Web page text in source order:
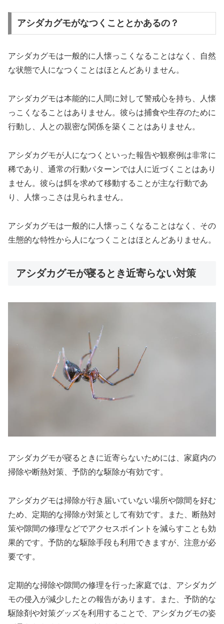
アシダカグモがなつくこととかあるの？
アシダカグモは一般的に人懐っこくなることはなく、自然
な状態で人になつくことはほとんどありません。
アシダカグモは本能的に人間に対して警戒心を持ち、人懐
っこくなることはありません。彼らは捕食や生存のために
行動し、人との親密な関係を築くことはありません。
アシダカグモが人になつくといった報告や観察例は非常に
稀であり、通常の行動パターンでは人に近づくことはあり
ません。彼らは餌を求めて移動することが主な行動であ
り、人懐っこさは見られません。
アシダカグモは一般的に人懐っこくなることはなく、その
生態的な特性から人になつくことはほとんどありません。
アシダカグモが寝るとき近寄らない対策
アシダカグモが寝るときに近寄らないためには、家庭内の
掃除や断熱対策、予防的な駆除が有効です。
アシダカグモは掃除が行き届いていない場所や隙間を好む
ため、定期的な掃除が対策として有効です。また、断熱対
策や隙間の修理などでアクセスポイントを減らすことも効
果的です。予防的な駆除手段も利用できますが、注意が必
要です。
定期的な掃除や隙間の修理を行った家庭では、アシダカグ
モの侵入が減少したとの報告があります。また、予防的な
駆除剤や対策グッズを利用することで、アシダカグモの姿